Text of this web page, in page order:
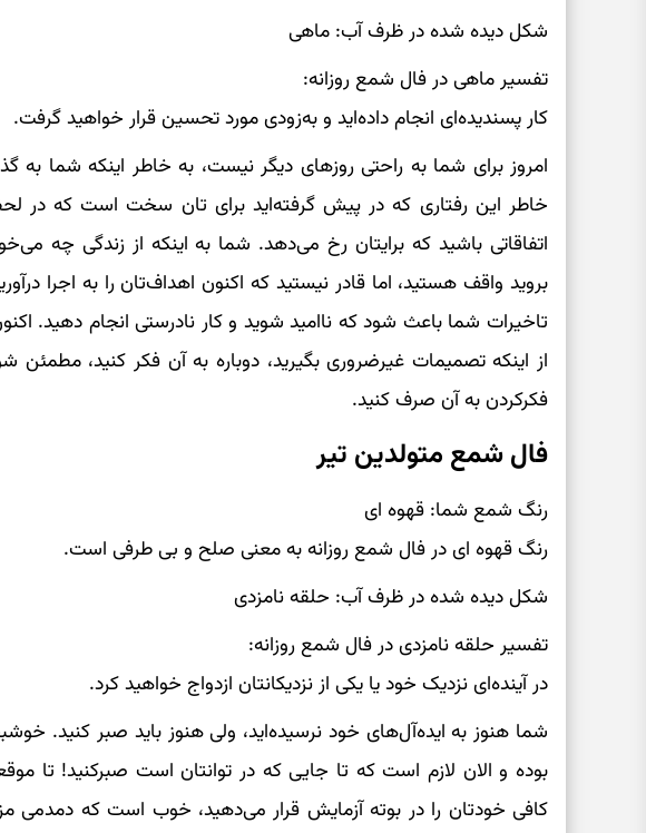
شکل دیده شده در ظرف آب: ماهی
تفسیر ماهی در فال شمع روزانه:
کار پسندیده‌ای انجام داده‌اید و به‌زودی مورد تحسین قرار خواهید گرفت.
امروز برای شما به راحتی روزهای دیگر نیست، به خاطر اینکه شما به
خاطر این رفتاری که در پیش گرفته‌اید برای تان سخت است که در
اتفاقاتی باشید که برایتان رخ می‌دهد. شما به اینکه از زندگی چه
بروید واقف هستید،‌ اما قادر نیستید که اکنون اهداف‌تان را به اجرا
تاخیرات شما باعث شود که ناامید شوید و کار نادرستی انجام دهید.
از اینکه تصمیمات غیرضروری بگیرید، دوباره به آن فکر کنید، مطمئن
فکرکردن به آن صرف کنید.
فال شمع متولدین تیر
رنگ شمع شما: قهوه ای
رنگ قهوه ای در فال شمع روزانه به معنی صلح و بی طرفی است.
شکل دیده شده در ظرف آب: حلقه نامزدی
تفسیر حلقه نامزدی در فال شمع روزانه:
در آینده‌ای نزدیک خود یا یکی از نزدیکانتان ازدواج خواهید کرد.
شما هنوز به ایده‌آل‌های خود نرسیده‌اید، ولی هنوز باید صبر کنید.
بوده و الان لازم است که تا جایی که در توانتان است صبرکنید! تا
کافی خودتان را در بوته آزمایش قرار می‌دهید، خوب است که دمدمی